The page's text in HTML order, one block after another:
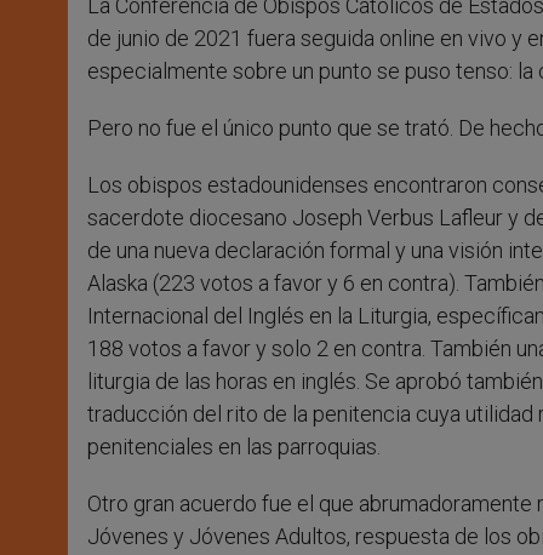
La Conferencia de Obispos Católicos de
de junio de 2021 fuera seguida online en vivo y
especialmente sobre un punto se puso tenso:
Pero no fue el único punto que se trató. De
Los obispos estadounidenses encontraron
sacerdote diocesano Joseph Verbus Lafleur y
de una nueva declaración formal y una visión
Alaska (223 votos a favor y 6 en contra).
Internacional del Inglés en la Liturgia,
188 votos a favor y solo 2 en contra. También
liturgia de las horas en inglés. Se aprobó
traducción del rito de la penitencia cuya
penitenciales en las parroquias.
Otro gran acuerdo fue el que
Jóvenes y Jóvenes Adultos, respuesta de los